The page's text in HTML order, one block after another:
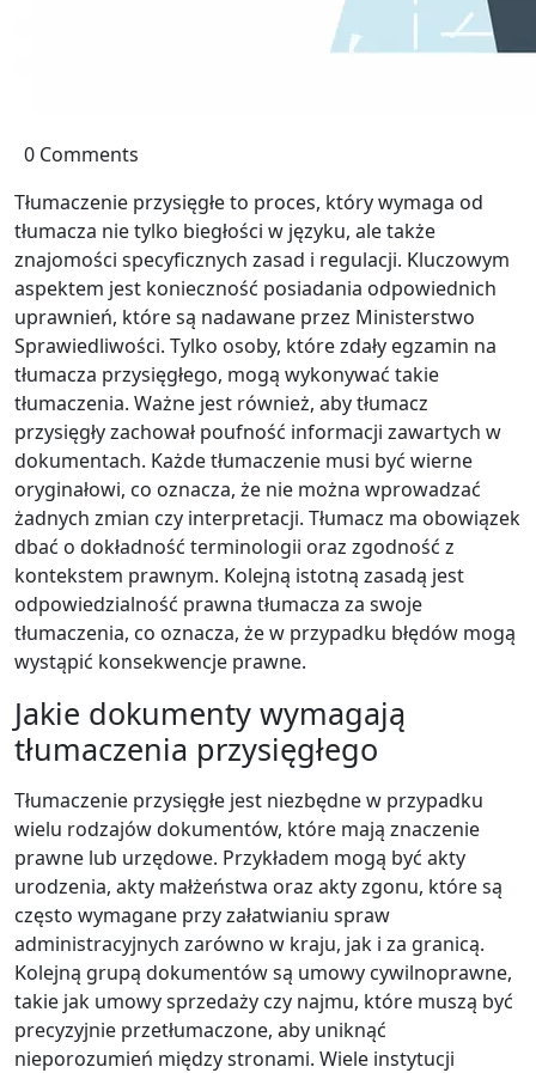
0 Comments
Tłumaczenie przysięgłe to proces, który wymaga od
tłumacza nie tylko biegłości w języku, ale także
znajomości specyficznych zasad i regulacji. Kluczowym
aspektem jest konieczność posiadania odpowiednich
uprawnień, które są nadawane przez Ministerstwo
Sprawiedliwości. Tylko osoby, które zdały egzamin na
tłumacza przysięgłego, mogą wykonywać takie
tłumaczenia. Ważne jest również, aby tłumacz
przysięgły zachował poufność informacji zawartych w
dokumentach. Każde tłumaczenie musi być wierne
oryginałowi, co oznacza, że nie można wprowadzać
żadnych zmian czy interpretacji. Tłumacz ma obowiązek
dbać o dokładność terminologii oraz zgodność z
kontekstem prawnym. Kolejną istotną zasadą jest
odpowiedzialność prawna tłumacza za swoje
tłumaczenia, co oznacza, że w przypadku błędów mogą
wystąpić konsekwencje prawne.
Jakie dokumenty wymagają
tłumaczenia przysięgłego
Tłumaczenie przysięgłe jest niezbędne w przypadku
wielu rodzajów dokumentów, które mają znaczenie
prawne lub urzędowe. Przykładem mogą być akty
urodzenia, akty małżeństwa oraz akty zgonu, które są
często wymagane przy załatwianiu spraw
administracyjnych zarówno w kraju, jak i za granicą.
Kolejną grupą dokumentów są umowy cywilnoprawne,
takie jak umowy sprzedaży czy najmu, które muszą być
precyzyjnie przetłumaczone, aby uniknąć
nieporozumień między stronami. Wiele instytucji